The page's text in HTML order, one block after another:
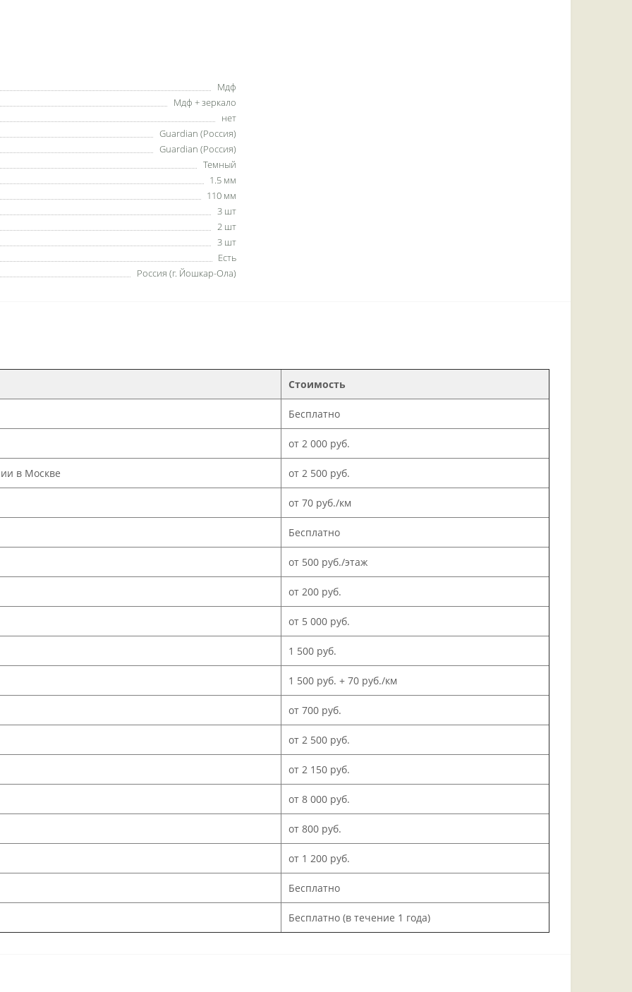
Мдф
Мдф + зеркало
нет
Guardian (Россия)
Guardian (Россия)
Темный
1.5 мм
110 мм
3 шт
2 шт
3 шт
Есть
Россия (г. Йошкар-Ола)
Стоимость
Бесплатно
от 2 000 руб.
в Москве от 2 500 руб.
от 70 руб./км
Бесплатно
от 500 руб./этаж
от 200 руб.
от 5 000 руб.
1 500 руб.
1 500 руб. + 70 руб./км
от 700 руб.
от 2 500 руб.
от 2 150 руб.
от 8 000 руб.
от 800 руб.
от 1 200 руб.
Бесплатно
Бесплатно (в течение 1 года)